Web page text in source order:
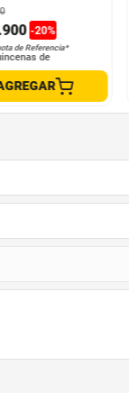
900 -20%
de Referencia*
de